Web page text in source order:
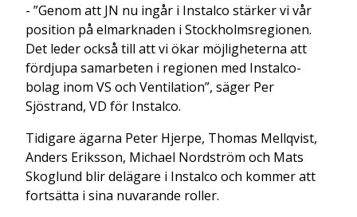
- ”Genom att JN nu ingår i Instalco stärker vi vår
position på elmarknaden i Stockholmsregionen.
Det leder också till att vi ökar möjligheterna att
fördjupa samarbeten i regionen med Instalco-
bolag inom VS och Ventilation”, säger Per
Sjöstrand, VD för Instalco.
Tidigare ägarna Peter Hjerpe, Thomas Mellqvist,
Anders Eriksson, Michael Nordström och Mats
Skoglund blir delägare i Instalco och kommer att
fortsätta i sina nuvarande roller.